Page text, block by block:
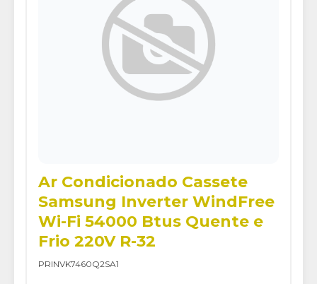
Ar Condicionado Cassete
Samsung Inverter WindFree
Wi-Fi 54000 Btus Quente e
Frio 220V R-32
PRINVK7460Q2SA1